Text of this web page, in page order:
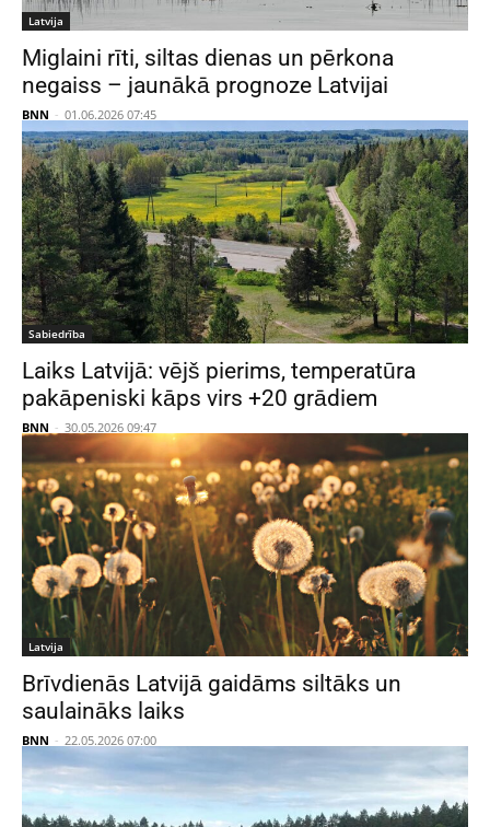
Latvija
Miglaini rīti, siltas dienas un pērkona
negaiss – jaunākā prognoze Latvijai
BNN - 01.06.2026 07:45
Sabiedrība
Laiks Latvijā: vējš pierims, temperatūra
pakāpeniski kāps virs +20 grādiem
BNN - 30.05.2026 09:47
Latvija
Brīvdienās Latvijā gaidāms siltāks un
saulaināks laiks
BNN - 22.05.2026 07:00